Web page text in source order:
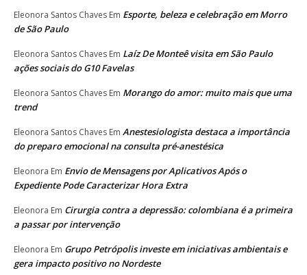
Eleonora Santos Chaves Em Esporte, beleza e celebração em Morro
de São Paulo
Eleonora Santos Chaves Em Laíz De Monteê visita em São Paulo
ações sociais do G10 Favelas
Eleonora Santos Chaves Em Morango do amor: muito mais que uma
trend
Eleonora Santos Chaves Em Anestesiologista destaca a importância
do preparo emocional na consulta pré-anestésica
Eleonora Em Envio de Mensagens por Aplicativos Após o
Expediente Pode Caracterizar Hora Extra
Eleonora Em Cirurgia contra a depressão: colombiana é a primeira
a passar por intervenção
Eleonora Em Grupo Petrópolis investe em iniciativas ambientais e
gera impacto positivo no Nordeste